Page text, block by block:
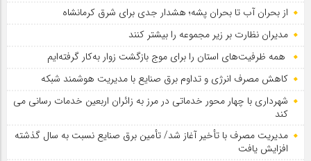
از بحران آب تا بحران پشه؛ هشدار جدی برای شرق کرمانشاه
مدیران نظارت بر زیر مجموعه را بیشتر کنند
همه ظرفیت‌های استان را برای موج بازگشت زوار به‌کار گرفته‌ایم
کاهش مصرف انرژی و تداوم برق صنایع با مدیریت هوشمند شبکه
شهرداری با چهار محور خدماتی در مرز به زائران اربعین خدمات رسانی می
کند
مدیریت مصرف با تأخیر آغاز شد/ تأمین برق صنایع نسبت به سال گذشته
افزایش یافت